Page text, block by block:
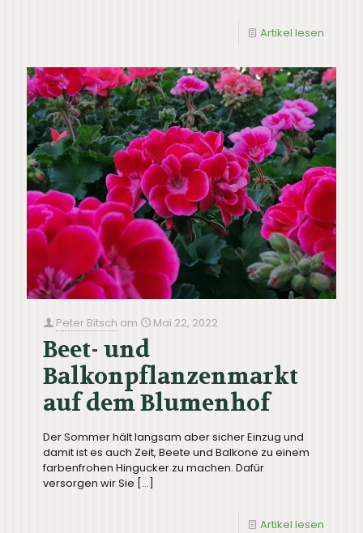
Artikel lesen
Peter Bitsch am Mai 22, 2022
Beet- und
Balkonpflanzenmarkt
auf dem Blumenhof
Der Sommer hält langsam aber sicher Einzug und
damit ist es auch Zeit, Beete und Balkone zu einem
farbenfrohen Hingucker zu machen. Dafür
versorgen wir Sie […]
Artikel lesen